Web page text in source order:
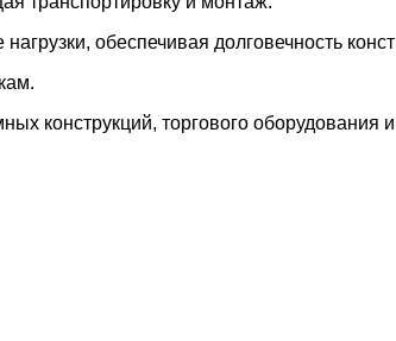
обеспечивая долговечность
конструкций, торгового оборудования